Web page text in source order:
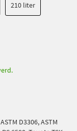
210 liter
D3306, ASTM